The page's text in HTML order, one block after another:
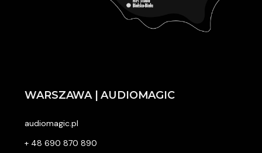
WARSZAWA | AUDIOMAGIC
audiomagic.pl
+ 48 690 870 890